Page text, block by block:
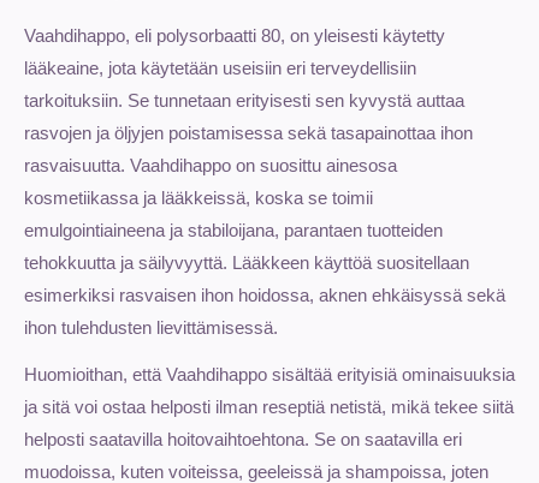
Vaahdihappo, eli polysorbaatti 80, on yleisesti käytetty
lääkeaine, jota käytetään useisiin eri terveydellisiin
tarkoituksiin. Se tunnetaan erityisesti sen kyvystä auttaa
rasvojen ja öljyjen poistamisessa sekä tasapainottaa ihon
rasvaisuutta. Vaahdihappo on suosittu ainesosa
kosmetiikassa ja lääkkeissä, koska se toimii
emulgointiaineena ja stabiloijana, parantaen tuotteiden
tehokkuutta ja säilyvyyttä. Lääkkeen käyttöä suositellaan
esimerkiksi rasvaisen ihon hoidossa, aknen ehkäisyssä sekä
ihon tulehdusten lievittämisessä.
Huomioithan, että Vaahdihappo sisältää erityisiä ominaisuuksia
ja sitä voi ostaa helposti ilman reseptiä netistä, mikä tekee siitä
helposti saatavilla hoitovaihtoehtona. Se on saatavilla eri
muodoissa, kuten voiteissa, geeleissä ja shampoissa, joten